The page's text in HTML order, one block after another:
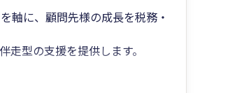
軸に、顧問先様の成長を税務・
型の支援を提供します。